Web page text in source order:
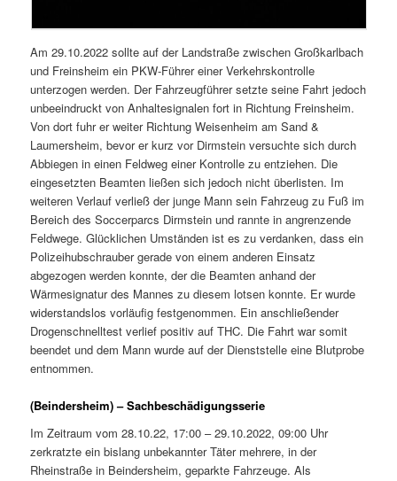
Am 29.10.2022 sollte auf der Landstraße zwischen Großkarlbach
und Freinsheim ein PKW-Führer einer Verkehrskontrolle
unterzogen werden. Der Fahrzeugführer setzte seine Fahrt jedoch
unbeeindruckt von Anhaltesignalen fort in Richtung Freinsheim.
Von dort fuhr er weiter Richtung Weisenheim am Sand &
Laumersheim, bevor er kurz vor Dirmstein versuchte sich durch
Abbiegen in einen Feldweg einer Kontrolle zu entziehen. Die
eingesetzten Beamten ließen sich jedoch nicht überlisten. Im
weiteren Verlauf verließ der junge Mann sein Fahrzeug zu Fuß im
Bereich des Soccerparcs Dirmstein und rannte in angrenzende
Feldwege. Glücklichen Umständen ist es zu verdanken, dass ein
Polizeihubschrauber gerade von einem anderen Einsatz
abgezogen werden konnte, der die Beamten anhand der
Wärmesignatur des Mannes zu diesem lotsen konnte. Er wurde
widerstandslos vorläufig festgenommen. Ein anschließender
Drogenschnelltest verlief positiv auf THC. Die Fahrt war somit
beendet und dem Mann wurde auf der Dienststelle eine Blutprobe
entnommen.
(Beindersheim) – Sachbeschädigungsserie
Im Zeitraum vom 28.10.22, 17:00 – 29.10.2022, 09:00 Uhr
zerkratzte ein bislang unbekannter Täter mehrere, in der
Rheinstraße in Beindersheim, geparkte Fahrzeuge. Als